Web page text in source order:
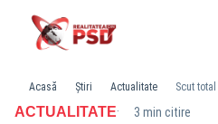
Acasă Știri Actualitate
ACTUALITATE· 3 min citire